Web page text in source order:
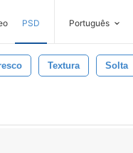
PSD Português
Textura Solta